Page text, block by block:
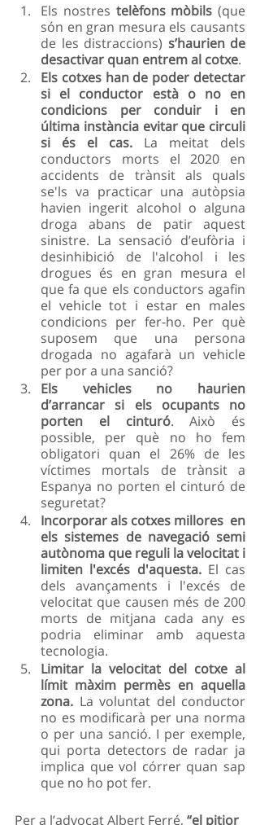
Els nostres telèfons mòbils (que
són en gran mesura els causants
de les distraccions) s’haurien de
desactivar quan entrem al cotxe.
Els cotxes han de poder detectar
si el conductor està o no en
condicions per conduir i en
última instància evitar que circuli
si és el cas. La meitat dels
conductors morts el 2020 en
accidents de trànsit als quals
se'ls va practicar una autòpsia
havien ingerit alcohol o alguna
droga abans de patir aquest
sinistre. La sensació d’eufòria i
desinhibició de l'alcohol i les
drogues és en gran mesura el
que fa que els conductors agafin
el vehicle tot i estar en males
condicions per fer-ho. Per què
suposem que una persona
drogada no agafarà un vehicle
per por a una sanció?
Els vehicles no haurien
d’arrancar si els ocupants no
porten el cinturó. Això és
possible, per què no ho fem
obligatori quan el 26% de les
víctimes mortals de trànsit a
Espanya no porten el cinturó de
seguretat?
Incorporar als cotxes millores  en
els sistemes de navegació semi
autònoma que reguli la velocitat i
limiten l'excés d'aquesta. El cas
dels avançaments i l'excés de
velocitat que causen més de 200
morts de mitjana cada any es
podria eliminar amb aquesta
tecnologia.
Limitar la velocitat del cotxe al
límit màxim permès en aquella
zona. La voluntat del conductor
no es modificarà per una norma
o per una sanció. I per exemple,
qui porta detectors de radar ja
implica que vol córrer quan sap
que no ho pot fer.
Per a l’advocat Albert Ferré, “el pitjor